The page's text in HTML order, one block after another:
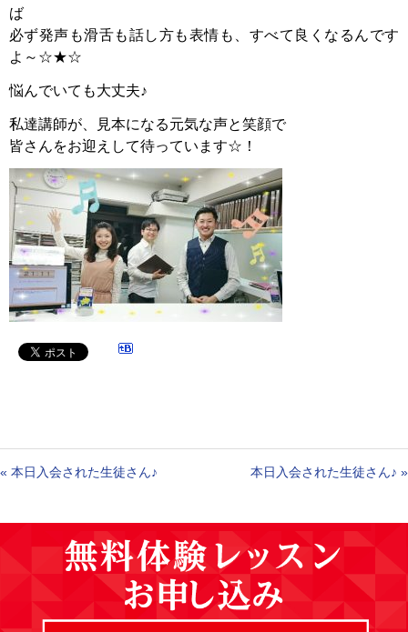
ば
必ず発声も滑舌も話し方も表情も、すべて良くなるんです
よ～☆★☆
悩んでいても大丈夫♪
私達講師が、見本になる元気な声と笑顔で
皆さんをお迎えして待っています☆！
« 本日入会された生徒さん♪ 本日入会された生徒さん♪ »